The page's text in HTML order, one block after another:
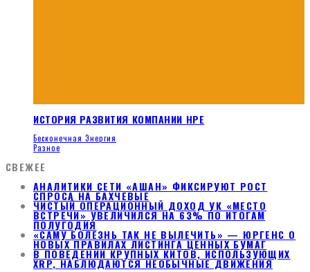
ИСТОРИЯ РАЗВИТИЯ КОМПАНИИ HPE
Бесконечная Энергия
Разное
СВЕЖЕЕ
АНАЛИТИКИ СЕТИ «АШАН» ФИКСИРУЮТ РОСТ
СПРОСА НА БАХЧЕВЫЕ
ЧИСТЫЙ ОПЕРАЦИОННЫЙ ДОХОД УК «МЕСТО
ВСТРЕЧИ» УВЕЛИЧИЛСЯ НА 63% ПО ИТОГАМ
ПОЛУГОДИЯ
«САМУ БОЛЕЗНЬ ТАК НЕ ВЫЛЕЧИТЬ» — ЮРГЕНС О
НОВЫХ ПРАВИЛАХ ЛИСТИНГА ЦЕННЫХ БУМАГ
В ПОВЕДЕНИИ КРУПНЫХ КИТОВ, ИСПОЛЬЗУЮЩИХ
XRP, НАБЛЮДАЮТСЯ НЕОБЫЧНЫЕ ДВИЖЕНИЯ